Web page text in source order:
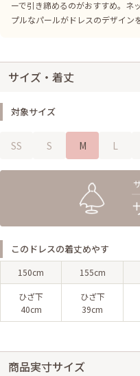
ーで引き締めるのがおすすめ。ネ
プルなパールがドレスのデザイン
サイズ・着丈
対象サイズ
SS S M L
このドレスの着丈めやす
150cm 155cm
ひざ下
40cm
ひざ下
39cm
商品実寸サイズ